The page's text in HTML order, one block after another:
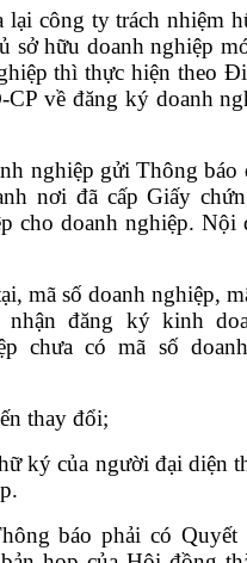
lại công ty trách nhiệm
sở hữu doanh nghiệp
thì thực hiện theo
về đăng ký doanh
nghiệp gửi Thông báo
nơi đã cấp Giấy
cho doanh nghiệp. Nội
mã số doanh nghiệp,
nhận đăng ký kinh
chưa có mã số
thay đổi;
ký của người đại diện
báo phải có Quyết